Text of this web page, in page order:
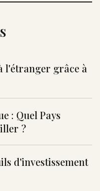
l'étranger grâce à
: Quel Pays
?
d'investissement